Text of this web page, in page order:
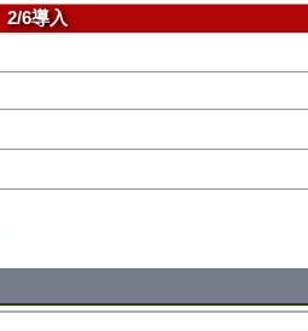
2/6導入